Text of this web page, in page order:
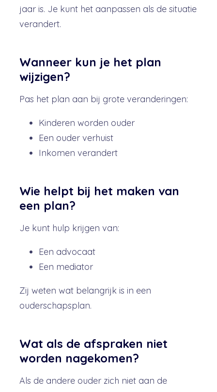
jaar is. Je kunt het aanpassen als de situatie
verandert.
Wanneer kun je het plan
wijzigen?
Pas het plan aan bij grote veranderingen:
Kinderen worden ouder
Een ouder verhuist
Inkomen verandert
Wie helpt bij het maken van
een plan?
Je kunt hulp krijgen van:
Een advocaat
Een mediator
Zij weten wat belangrijk is in een
ouderschapsplan.
Wat als de afspraken niet
worden nagekomen?
Als de andere ouder zich niet aan de